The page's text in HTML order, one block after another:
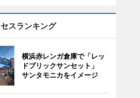
スランキング
横浜赤レンガ倉庫で「レッ
ドブリックサンセット」
サンタモニカをイメージ